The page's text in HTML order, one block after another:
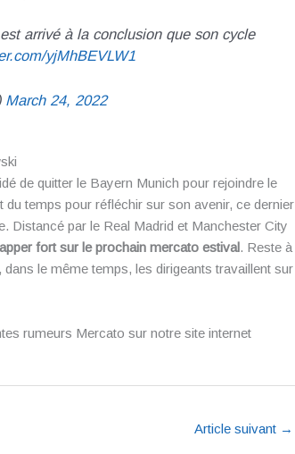
arrivé à la conclusion que son cycle
yjMhBEVLW1
March 24, 2022
de quitter le Bayern Munich pour rejoindre le
du temps pour réfléchir sur son avenir, ce dernier
Distancé par le Real Madrid et Manchester City
fort sur le prochain mercato estival. Reste à
le même temps, les dirigeants travaillent sur
rumeurs Mercato sur notre site internet
Article suivant →